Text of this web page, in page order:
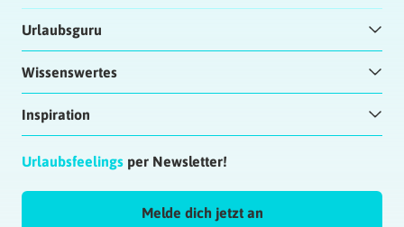
Urlaubsguru
Wissenswertes
Inspiration
Urlaubsfeelings per Newsletter!
Melde dich jetzt an